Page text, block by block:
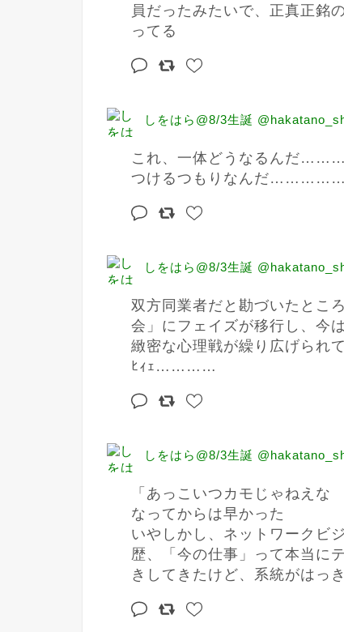
員だったみたいで、正真正銘
ってる
しをはら@8/3生誕
これ、一体どうなるんだ
つけるつもりなんだ……………
しをはら@8/3生誕
双方同業者だと勘づいたとこ
会」にフェイズが移行し、今
緻密な心理戦が繰り広げられ
ﾋｨｪ…………
しをはら@8/3生誕
「あっこいつカモじゃねえ
なってからは早かった
いやしかし、ネットワークビ
歴、「今の仕事」って本当
きしてきたけど、系統がはっ